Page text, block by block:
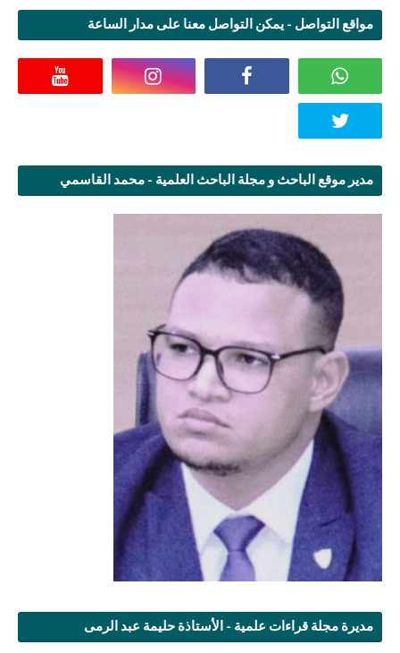
مواقع التواصل - يمكن التواصل معنا على مدار الساعة
مدير موقع الباحث و مجلة الباحث العلمية - محمد القاسمي
مديرة مجلة قراءات علمية - الأستاذة حليمة عبد الرمى